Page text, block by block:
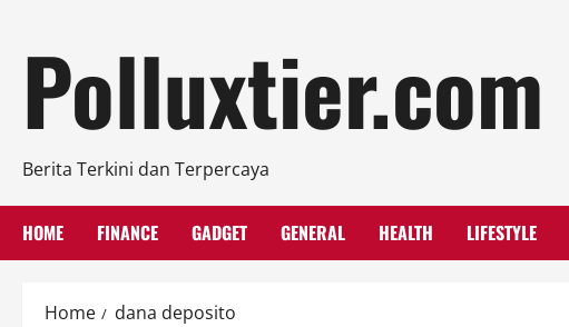
content
Polluxtier.com
Berita Terkini dan Terpercaya
HOME FINANCE GADGET GENERAL HEALTH LIFESTYLE
Home dana deposito